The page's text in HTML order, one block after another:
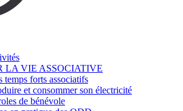
LA VIE ASSOCIATIVE
temps forts associatifs
et consommer son électricité
de bénévole